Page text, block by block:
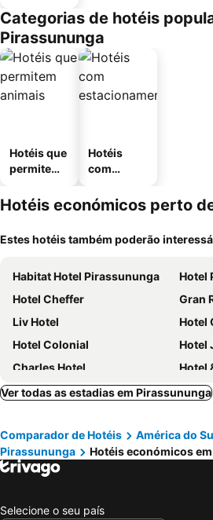
Categorias de hotéis
Pirassununga
Hotéis que
permitem
Hotéis
com
mento
Hotéis económicos perto
Estes hotéis também poderão
Habitat Hotel Pirassununga
Hotel
Hotel Cheffer
Gran
Liv Hotel
Hotel
Hotel Colonial
Hotel
Charles Hotel
Hotel
Ver todas as estadias em Pirassununga
Comparador de Hotéis América do
Pirassununga
Hotéis económicos
Selecione o seu país